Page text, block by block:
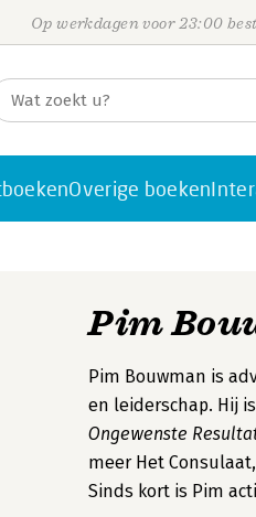
Op werkdagen voor 23:00
Overige boeken
Pim
Pim Bouwman is
en leiderschap. Hij
Ongewenste
meer Het
Sinds kort is Pim